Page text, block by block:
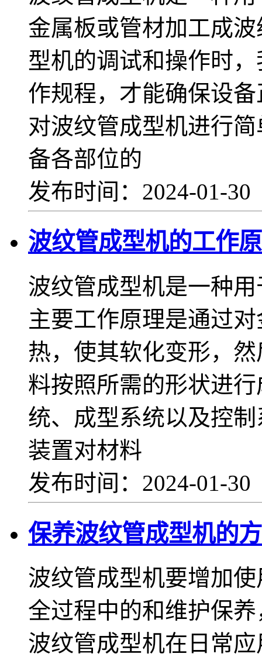
金属板或管材加工成
型机的调试和操作时
作规程，才能确保设
对波纹管成型机进行
备各部位的
发布时间：2024-01-
波纹管成型机的工作
波纹管成型机是一种
主要工作原理是通过
热，使其软化变形，
料按照所需的形状进
统、成型系统以及控
装置对材料
发布时间：2024-01-
保养波纹管成型机的
波纹管成型机要增加
全过程中的和维护保
波纹管成型机在日常